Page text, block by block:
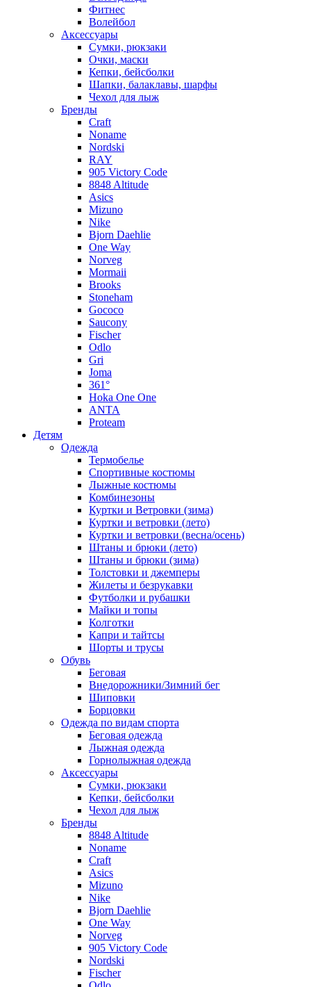
Фитнес
Волейбол
Аксессуары
Сумки, рюкзаки
Очки, маски
Кепки, бейсболки
Шапки, балаклавы, шарфы
Чехол для лыж
Бренды
Craft
Noname
Nordski
RAY
905 Victory Code
8848 Altitude
Asics
Mizuno
Nike
Bjorn Daehlie
One Way
Norveg
Mormaii
Brooks
Stoneham
Gococo
Saucony
Fischer
Odlo
Gri
Joma
361°
Hoka One One
ANTA
Proteam
Детям
Одежда
Термобелье
Спортивные костюмы
Лыжные костюмы
Комбинезоны
Куртки и Ветровки (зима)
Куртки и ветровки (лето)
Куртки и ветровки (весна/осень)
Штаны и брюки (лето)
Штаны и брюки (зима)
Толстовки и джемперы
Жилеты и безрукавки
Футболки и рубашки
Майки и топы
Колготки
Капри и тайтсы
Шорты и трусы
Обувь
Беговая
Внедорожники/Зимний бег
Шиповки
Борцовки
Одежда по видам спорта
Беговая одежда
Лыжная одежда
Горнолыжная одежда
Аксессуары
Сумки, рюкзаки
Кепки, бейсболки
Чехол для лыж
Бренды
8848 Altitude
Noname
Craft
Asics
Mizuno
Nike
Bjorn Daehlie
One Way
Norveg
905 Victory Code
Nordski
Fischer